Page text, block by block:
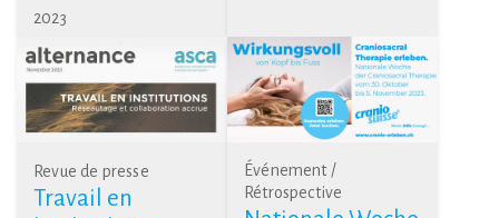
2023
Revue de presse
Travail en
Événement /
Rétrospective